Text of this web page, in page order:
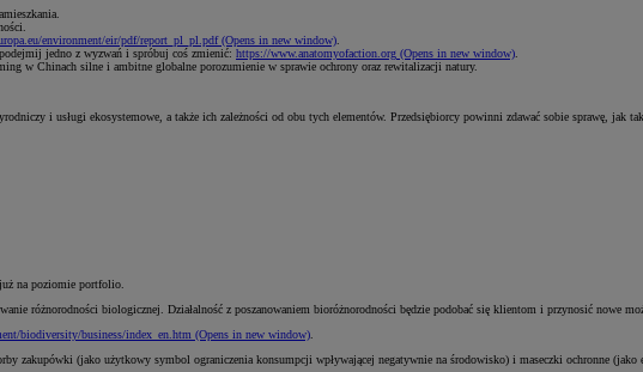
environment/eir/pdf/report_pl_pl.pdf(Opens in new window)
jedno z wyzwań i spróbuj coś zmienić: https://www.anatomyofaction.org (Opens in new window)
w Chinach silne i ambitne globalne porozumienie w sprawie ochrony oraz rewitalizacji natury.
i usługi ekosystemowe, a także ich zależności od obu tych elementów. Przedsiębiorcy powinni zdawać sobie sprawę, jak
na poziomie portfolio.
różnorodności biologicznej. Działalność z poszanowaniem bioróżnorodności będzie podobać się klientom i przynosić nowe
biodiversity/business/index_en.htm (Opens in new window)
zakupówki (jako użytkowy symbol ograniczenia konsumpcji wpływającej negatywnie na środowisko) i maseczki ochronne (jako